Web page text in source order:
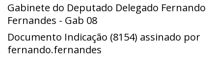
Gabinete do Deputado Delegado Fernando
Fernandes - Gab 08
Documento Indicação (8154) assinado por
fernando.fernandes